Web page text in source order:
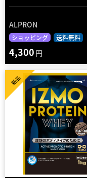
ALPRON
ショッピング 送料無料
4,300 円
新品